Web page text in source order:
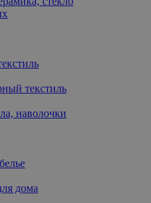
текстиль
наволочки
дома